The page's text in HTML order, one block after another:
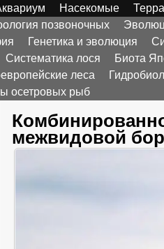
Насекомые
позвоночных
Генетика и эволюция
Систематика лося Биота
леса
осетровых рыб
межвидовой